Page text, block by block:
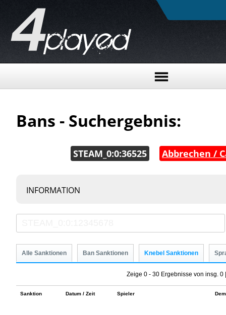
Bans - Suchergebnis:
STEAM_0:0:36525 Abbrechen /
INFORMATION
Alle Sanktionen Ban Sanktionen Knebel Sanktionen
Zeige 0 - 30 Ergebnisse von insg. 0
Sanktion Datum / Zeit Spieler